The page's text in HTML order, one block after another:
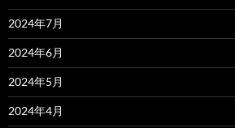
2024年7月
2024年6月
2024年5月
2024年4月